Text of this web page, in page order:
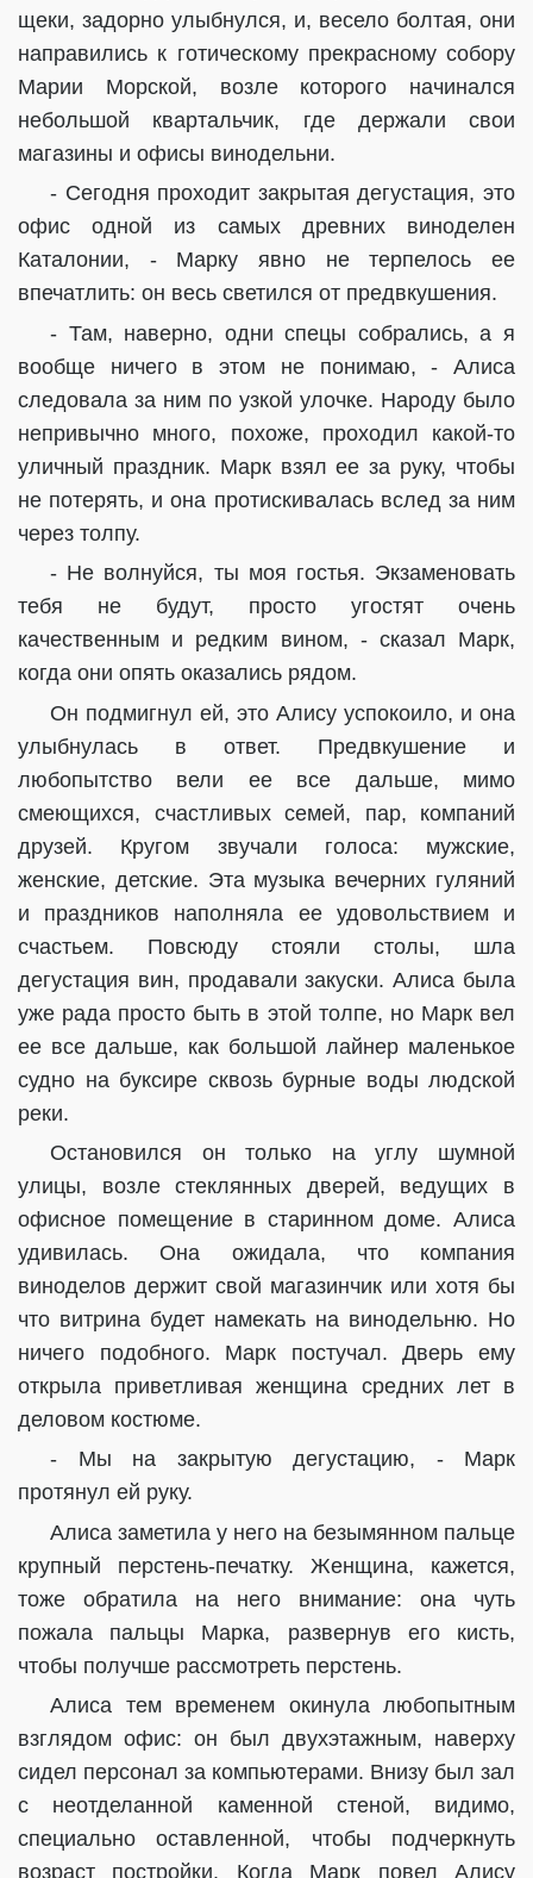
щеки, задорно улыбнулся, и, весело болтая, они
направились к готическому прекрасному собору
Марии Морской, возле которого начинался
небольшой квартальчик, где держали свои
магазины и офисы винодельни.
- Сегодня проходит закрытая дегустация, это
офис одной из самых древних виноделен
Каталонии, - Марку явно не терпелось ее
впечатлить: он весь светился от предвкушения.
- Там, наверно, одни спецы собрались, а я
вообще ничего в этом не понимаю, - Алиса
следовала за ним по узкой улочке. Народу было
непривычно много, похоже, проходил какой-то
уличный праздник. Марк взял ее за руку, чтобы
не потерять, и она протискивалась вслед за ним
через толпу.
- Не волнуйся, ты моя гостья. Экзаменовать
тебя не будут, просто угостят очень
качественным и редким вином, - сказал Марк,
когда они опять оказались рядом.
Он подмигнул ей, это Алису успокоило, и она
улыбнулась в ответ. Предвкушение и
любопытство вели ее все дальше, мимо
смеющихся, счастливых семей, пар, компаний
друзей. Кругом звучали голоса: мужские,
женские, детские. Эта музыка вечерних гуляний
и праздников наполняла ее удовольствием и
счастьем. Повсюду стояли столы, шла
дегустация вин, продавали закуски. Алиса была
уже рада просто быть в этой толпе, но Марк вел
ее все дальше, как большой лайнер маленькое
судно на буксире сквозь бурные воды людской
реки.
Остановился он только на углу шумной
улицы, возле стеклянных дверей, ведущих в
офисное помещение в старинном доме. Алиса
удивилась. Она ожидала, что компания
виноделов держит свой магазинчик или хотя бы
что витрина будет намекать на винодельню. Но
ничего подобного. Марк постучал. Дверь ему
открыла приветливая женщина средних лет в
деловом костюме.
- Мы на закрытую дегустацию, - Марк
протянул ей руку.
Алиса заметила у него на безымянном пальце
крупный перстень-печатку. Женщина, кажется,
тоже обратила на него внимание: она чуть
пожала пальцы Марка, развернув его кисть,
чтобы получше рассмотреть перстень.
Алиса тем временем окинула любопытным
взглядом офис: он был двухэтажным, наверху
сидел персонал за компьютерами. Внизу был зал
с неотделанной каменной стеной, видимо,
специально оставленной, чтобы подчеркнуть
возраст постройки. Когда Марк повел Алису